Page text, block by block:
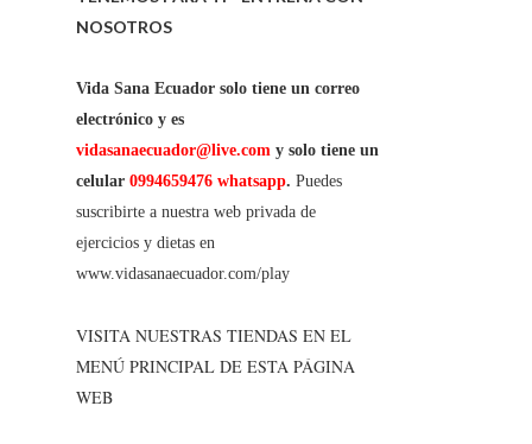
NOSOTROS
Vida Sana Ecuador solo tiene un correo
electrónico y es
vidasanaecuador@live.com y solo tiene un
celular 0994659476 whatsapp. Puedes
suscribirte a nuestra web privada de
ejercicios y dietas en
www.vidasanaecuador.com/play
VISITA NUESTRAS TIENDAS EN EL
MENÚ PRINCIPAL DE ESTA PÁGINA
WEB